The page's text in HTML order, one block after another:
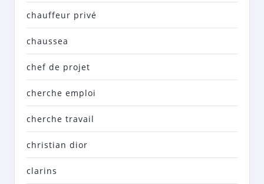
chauffeur privé
chaussea
chef de projet
cherche emploi
cherche travail
christian dior
clarins